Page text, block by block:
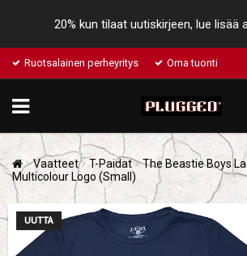
20% kun tilaat uutiskirjeen, lue lisää
Ruotsalainen perheyritys Oma tuonti
Vaatteet T-Paidat
The Beastie Boys
Multicolour Logo (Small)
UUTTA